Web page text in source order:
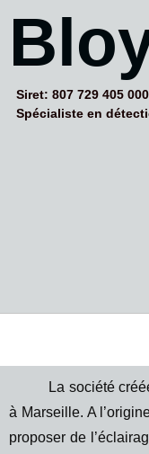
Siret: 807 729 405
Spécialiste en
La société créée
à Marseille. A
proposer de